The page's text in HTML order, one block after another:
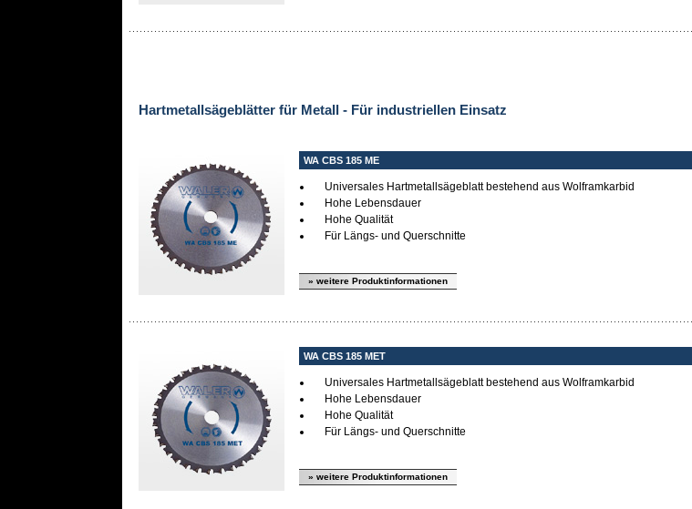
Hartmetallsägeblätter für Metall - Für industriellen Einsatz
WA CBS 185 ME
Universales Hartmetallsägeblatt bestehend aus Wolframkarbid
Hohe Lebensdauer
Hohe Qualität
Für Längs- und Querschnitte
» weitere Produktinformationen
WA CBS 185 MET
Universales Hartmetallsägeblatt bestehend aus Wolframkarbid
Hohe Lebensdauer
Hohe Qualität
Für Längs- und Querschnitte
» weitere Produktinformationen